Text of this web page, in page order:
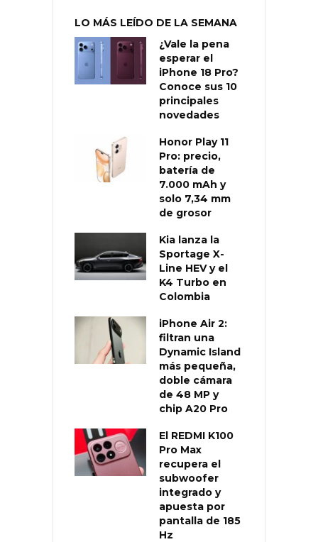
LO MÁS LEÍDO DE LA SEMANA
¿Vale la pena
esperar el
iPhone 18 Pro?
Conoce sus 10
principales
novedades
Honor Play 11
Pro: precio,
batería de
7.000 mAh y
solo 7,34 mm
de grosor
Kia lanza la
Sportage X-
Line HEV y el
K4 Turbo en
Colombia
iPhone Air 2:
filtran una
Dynamic Island
más pequeña,
doble cámara
de 48 MP y
chip A20 Pro
El REDMI K100
Pro Max
recupera el
subwoofer
integrado y
apuesta por
pantalla de 185
Hz